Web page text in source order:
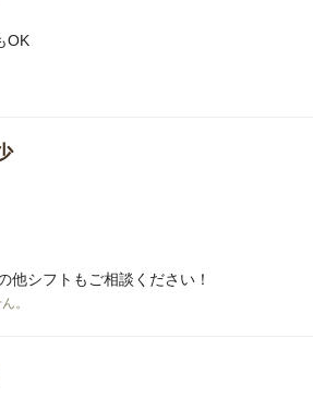
OK
シフトもご相談ください！
。